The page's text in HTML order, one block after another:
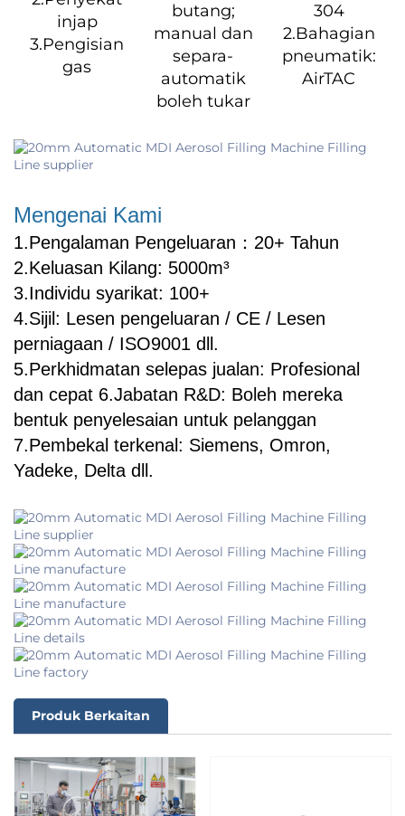
injap
3.Pengisian
gas
butang;
manual dan
separa-
automatik
boleh tukar
304
2.Bahagian
pneumatik:
AirTAC
Mengenai Kami
1.Pengalaman Pengeluaran：20+ Tahun
2.Keluasan Kilang: 5000m³
3.Individu syarikat: 100+
4.Sijil: Lesen pengeluaran / CE / Lesen
perniagaan / ISO9001 dll.
5.Perkhidmatan selepas jualan: Profesional
dan cepat 6.Jabatan R&D: Boleh mereka
bentuk penyelesaian untuk pelanggan
7.Pembekal terkenal: Siemens, Omron,
Yadeke, Delta dll.
Produk Berkaitan